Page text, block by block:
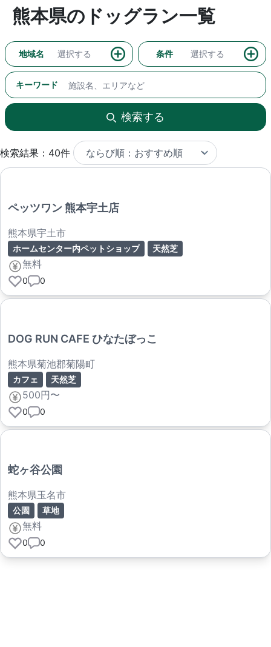
熊本県のドッグラン一覧
地域名 選択する 条件 選択する
キーワード
検索する
検索結果：40件
ペッツワン 熊本宇土店
熊本県宇土市
ホームセンター内ペットショップ 天然芝
無料
0 0
DOG RUN CAFE ひなたぼっこ
熊本県菊池郡菊陽町
カフェ 天然芝
500円〜
0 0
蛇ヶ谷公園
熊本県玉名市
公園 草地
無料
0 0